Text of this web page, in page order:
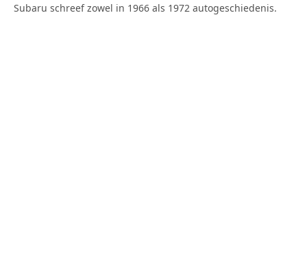
Subaru schreef zowel in 1966 als 1972 autogeschiedenis.